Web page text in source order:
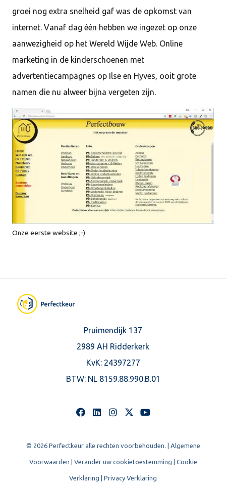
groei nog extra snelheid gaf was de opkomst van
internet. Vanaf dag één hebben we ingezet op onze
aanwezigheid op het Wereld Wijde Web. Online
marketing in de kinderschoenen met
advertentiecampagnes op Ilse en Hyves, ooit grote
namen die nu alweer bijna vergeten zijn.
Onze eerste website ;-)
Pruimendijk 137
2989 AH Ridderkerk
KvK: 24397277
BTW: NL 8159.88.990.B.01
© 2026 Perfectkeur alle rechten voorbehouden. | Algemene
Voorwaarden Verander uw cookietoestemming Cookie
Verklaring Privacy Verklaring